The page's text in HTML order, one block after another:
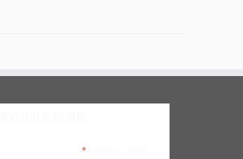
*indicates required